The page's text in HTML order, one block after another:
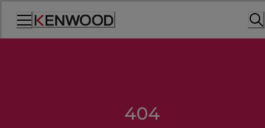
404